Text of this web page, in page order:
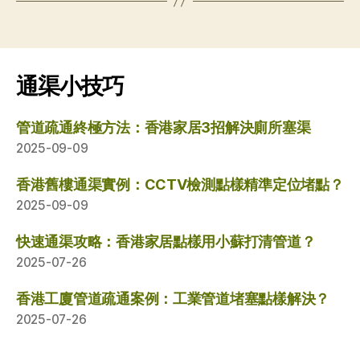
通渠小技巧
管道疏通終極方法：香港家居3招解決廁所塞渠
2025-09-09
香港舊樓通渠實例：CCTV檢測點樣精準定位堵點？
2025-09-09
快速通渠攻略：香港家居點樣用小蘇打清管道？
2025-07-26
香港工廈管道疏通案例：工業管道堵塞點樣解決？
2025-07-26